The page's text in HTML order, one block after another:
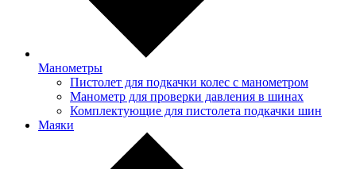
Манометры
Пистолет для подкачки колес с манометром
Манометр для проверки давления в шинах
Комплектующие для пистолета подкачки шин
Маяки